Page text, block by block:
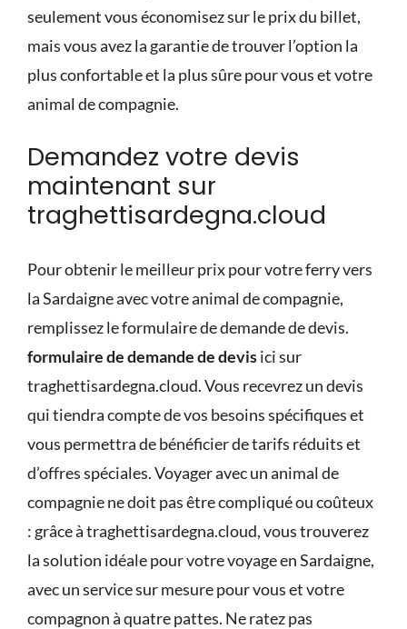
seulement vous économisez sur le prix du billet,
mais vous avez la garantie de trouver l’option la
plus confortable et la plus sûre pour vous et votre
animal de compagnie.
Demandez votre devis
maintenant sur
traghettisardegna.cloud
Pour obtenir le meilleur prix pour votre ferry vers
la Sardaigne avec votre animal de compagnie,
remplissez le formulaire de demande de devis.
formulaire de demande de devisici sur
traghettisardegna.cloud. Vous recevrez un devis
qui tiendra compte de vos besoins spécifiques et
vous permettra de bénéficier detarifs réduitset
d’offres spéciales.Voyager avec un animal de
compagnie ne doit pas être compliqué ou coûteux
: grâce à traghettisardegna.cloud, vous trouverez
la solution idéale pour votre voyage en Sardaigne,
avec un service sur mesure pour vous et votre
compagnon à quatre pattes. Ne ratez pas